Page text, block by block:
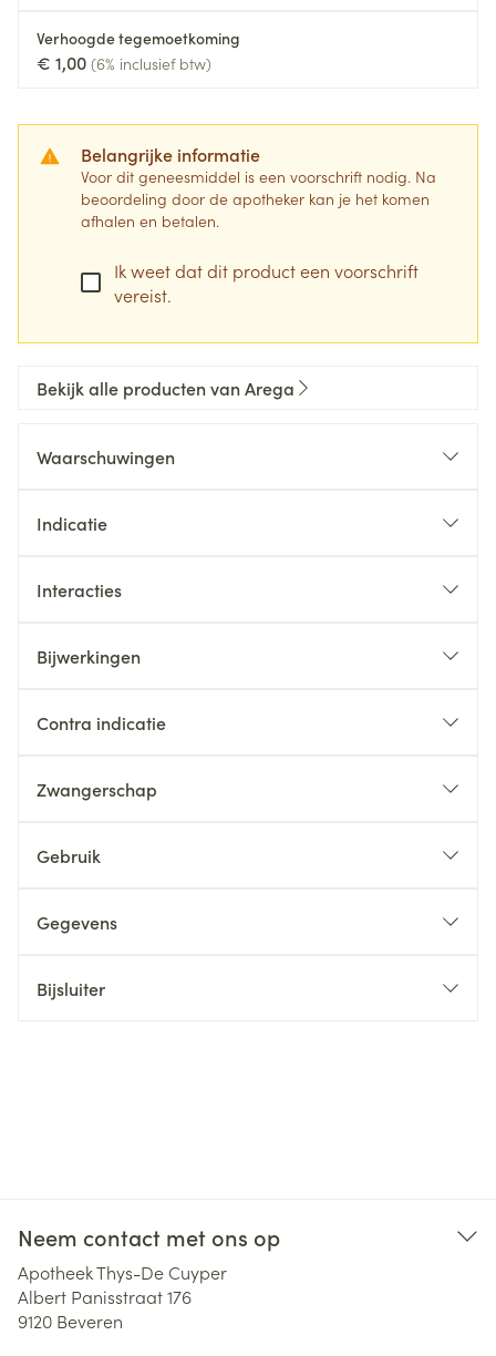
Verhoogde tegemoetkoming
€ 1,00 (6% inclusief btw)
Belangrijke informatie
Voor dit geneesmiddel is een voorschrift nodig. Na
beoordeling door de apotheker kan je het komen
afhalen en betalen.
Ik weet dat dit product een voorschrift
vereist.
Bekijk alle producten van Arega
Waarschuwingen
Indicatie
Interacties
Bijwerkingen
Contra indicatie
Zwangerschap
Gebruik
Gegevens
Bijsluiter
Neem contact met ons op
Apotheek Thys-De Cuyper
Albert Panisstraat 176
9120 Beveren